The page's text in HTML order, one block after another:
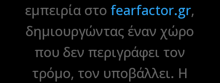
εμπειρία στο fearfactor.gr,
δημιουργώντας έναν χώρο
που δεν περιγράφει τον
τρόμο, τον υποβάλλει. Η